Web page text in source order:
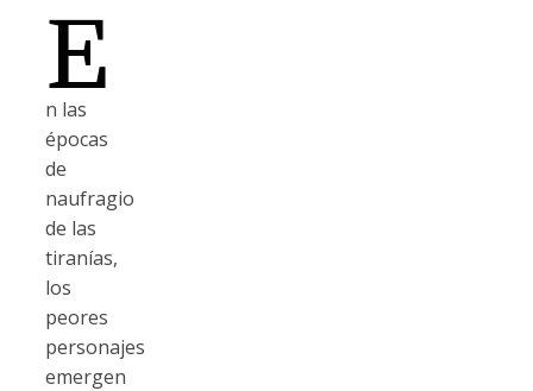
E
n las
épocas
de
naufragio
de las
tiranías,
los
peores
personajes
emergen